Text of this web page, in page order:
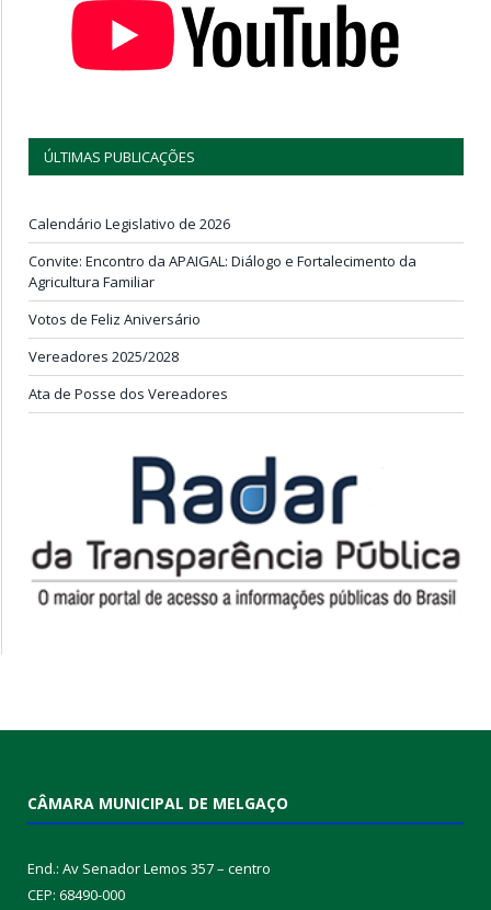
ÚLTIMAS PUBLICAÇÕES
Calendário Legislativo de 2026
Convite: Encontro da APAIGAL: Diálogo e Fortalecimento da
Agricultura Familiar
Votos de Feliz Aniversário
Vereadores 2025/2028
Ata de Posse dos Vereadores
CÂMARA MUNICIPAL DE MELGAÇO
End.: Av Senador Lemos 357 – centro
CEP: 68490-000